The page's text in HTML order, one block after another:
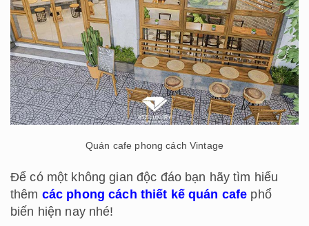
Quán cafe phong cách Vintage
Để có một không gian độc đáo bạn hãy tìm hiểu
thêm các phong cách thiết kế quán cafe phổ
biến hiện nay nhé!